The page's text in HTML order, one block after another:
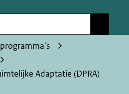
Adaptatie (DPRA)